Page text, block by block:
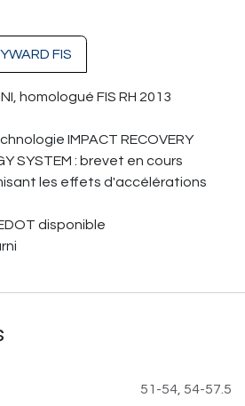
FIS
homologué FIS RH 2013
IMPACT RECOVERY
SYSTEM : brevet en cours
les effets d'accélérations
disponible
51-54 54-57.5